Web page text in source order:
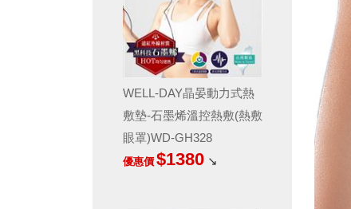
WELL-DAY晶晏動力式熱
敷墊-石墨烯溫控熱敷(熱敷
眼罩)WD-GH328
優惠價 $1380↘